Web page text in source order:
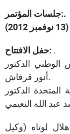
جلسات المؤتمر:.
حفل الافتتاح: .
الدكتور
أنور قرقاش.
الدكتور
لوتاه (وكيل